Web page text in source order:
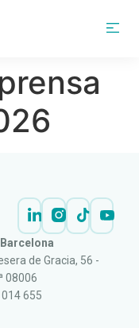
de Gracia, 56 -
08006
655